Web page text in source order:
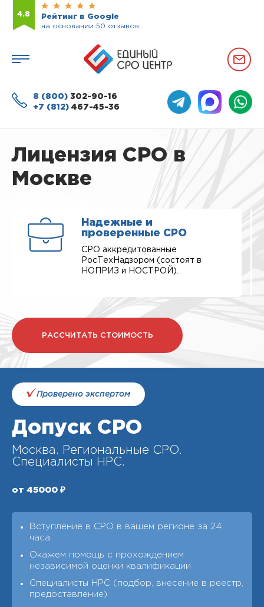
4.8
Рейтинг в Google
на основании 50 отзывов
8 (800) 302-90-16
+7 (812) 467-45-36
Лицензия СРО в
Москве
Надежные и
проверенные СРО
СРО аккредитованные
РосТехНадзором (состоят в
НОПРИЗ и НОСТРОЙ).
РАССЧИТАТЬ СТОИМОСТЬ
Проверено экспертом
Допуск СРО
Москва. Региональные СРО.
Специалисты НРС.
от 45000 ₽
Вступление в СРО в вашем регионе за 24
часа
Окажем помощь с прохождением
независимой оценки квалификации
Специалисты НРС (подбор, внесение в реестр,
предоставление)